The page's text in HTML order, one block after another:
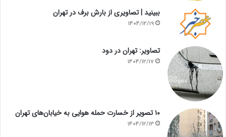
ببینید | تصاویری از بارش برف در تهران
1404/12/19
تصاویر: تهران در دود
1404/12/17
۱۰ تصویر از خسارت حمله هوایی به خیابان‌های تهران
1404/12/13